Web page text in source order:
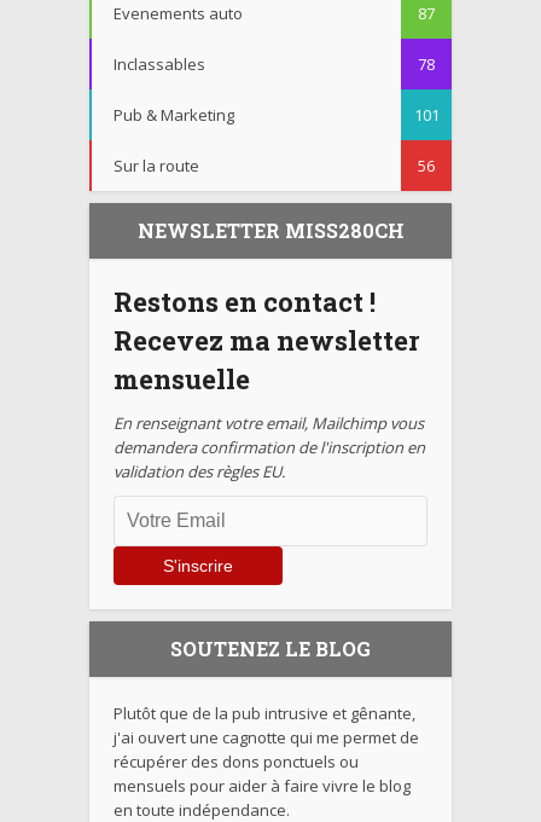
Evenements auto 87
Inclassables 78
Pub & Marketing 101
Sur la route 56
NEWSLETTER MISS280CH
Restons en contact !
Recevez ma newsletter
mensuelle
En renseignant votre email, Mailchimp vous
demandera confirmation de l'inscription en
validation des règles EU.
SOUTENEZ LE BLOG
Plutôt que de la pub intrusive et gênante,
j'ai ouvert une cagnotte qui me permet de
récupérer des dons ponctuels ou
mensuels pour aider à faire vivre le blog
en toute indépendance.